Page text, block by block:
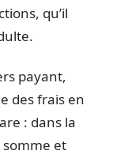
qu’il
payant,
des frais en
: dans la
somme et